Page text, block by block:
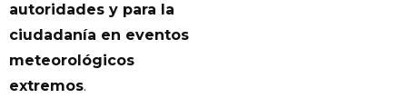
autoridades y para la
ciudadanía en eventos
meteorológicos
extremos.